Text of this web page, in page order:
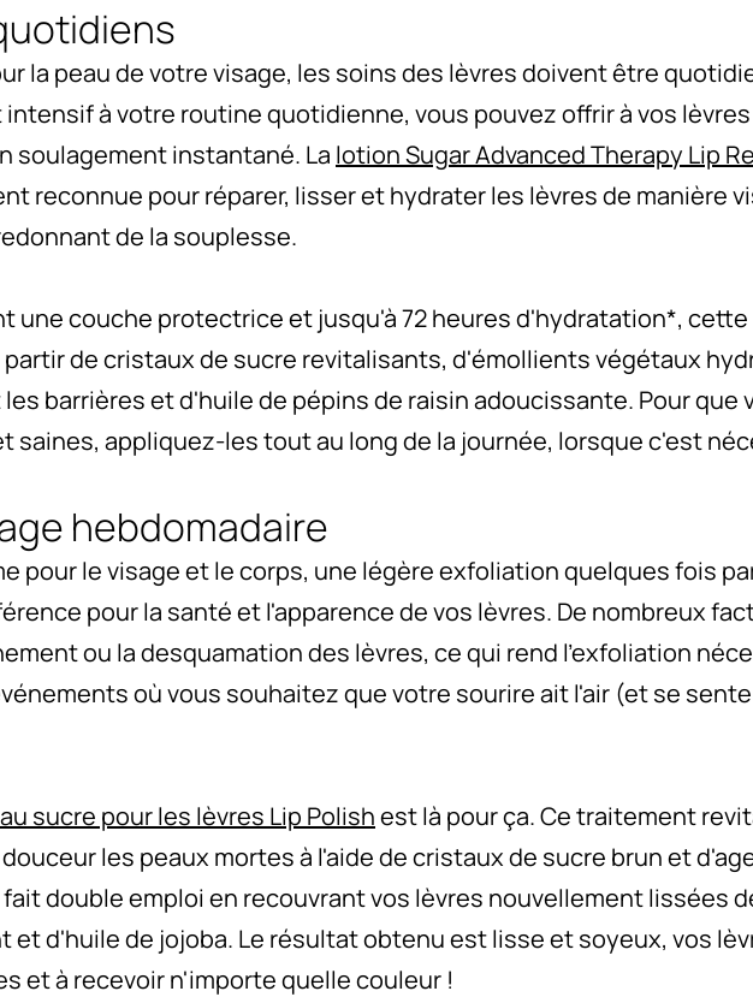
la peau de votre visage, les soins des lèvres doivent être
à votre routine quotidienne, vous pouvez offrir à vos
soulagement instantané. La lotion Sugar Advanced Therapy Lip
reconnue pour réparer, lisser et hydrater les lèvres de manière
de la souplesse.
une couche protectrice et jusqu'à 72 heures d'hydratation*,
partir de cristaux de sucre revitalisants, d'émollients végétaux
barrières et d'huile de pépins de raisin adoucissante. Pour que
saines, appliquez-les tout au long de la journée, lorsque c'est
hebdomadaire
pour le visage et le corps, une légère exfoliation quelques fois
pour la santé et l'apparence de vos lèvres. De nombreux
ou la desquamation des lèvres, ce qui rend l'exfoliation
où vous souhaitez que votre sourire ait l'air (et se
sucre pour les lèvres Lip Polishest là pour ça. Ce traitement
les peaux mortes à l'aide de cristaux de sucre brun et
double emploi en recouvrant vos lèvres nouvellement lissées
et d'huile de jojoba. Le résultat obtenu est lisse et soyeux, vos
et à recevoir n'importe quelle couleur !